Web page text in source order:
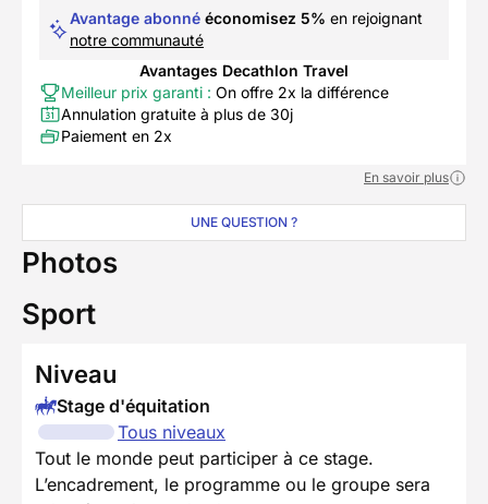
Avantage abonné économisez 5% en rejoignant
notre communauté
Avantages Decathlon Travel
Meilleur prix garanti : On offre 2x la différence
Annulation gratuite à plus de 30j
Paiement en 2x
En savoir plus
UNE QUESTION ?
Photos
Sport
Niveau
Stage d'équitation
Tous niveaux
Tout le monde peut participer à ce stage.
L’encadrement, le programme ou le groupe sera